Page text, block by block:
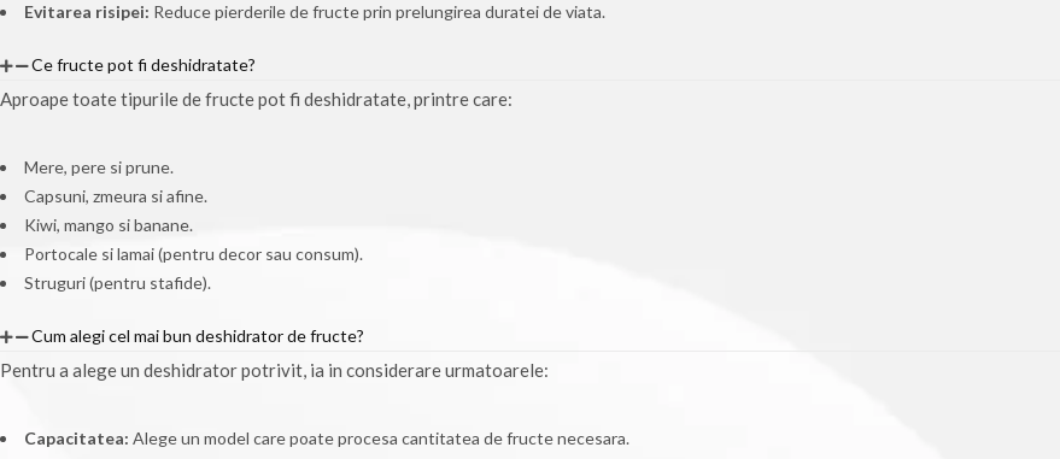
Evitarea risipei: Reduce pierderile de fructe prin prelungirea duratei de viata.
Ce fructe pot fi deshidratate?
Aproape toate tipurile de fructe pot fi deshidratate, printre care:
Mere, pere si prune.
Capsuni, zmeura si afine.
Kiwi, mango si banane.
Portocale si lamai (pentru decor sau consum).
Struguri (pentru stafide).
Cum alegi cel mai bun deshidrator de fructe?
Pentru a alege un deshidrator potrivit, ia in considerare urmatoarele:
Capacitatea: Alege un model care poate procesa cantitatea de fructe necesara.